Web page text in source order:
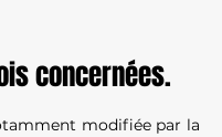
concernées.
modifiée par la